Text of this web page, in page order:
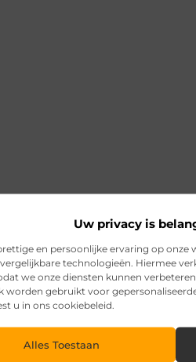
Uw privacy is
en persoonlijke ervaring op onze
technologieën. Hiermee
we onze diensten kunnen
worden gebruikt voor
u in ons cookiebeleid.
Alles Toestaan